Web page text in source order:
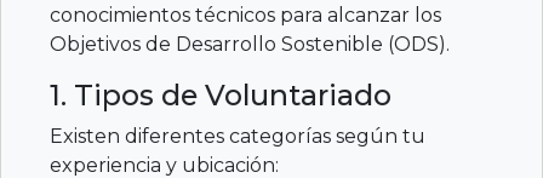
conocimientos técnicos para alcanzar los
Objetivos de Desarrollo Sostenible (ODS).
1. Tipos de Voluntariado
Existen diferentes categorías según tu
experiencia y ubicación: